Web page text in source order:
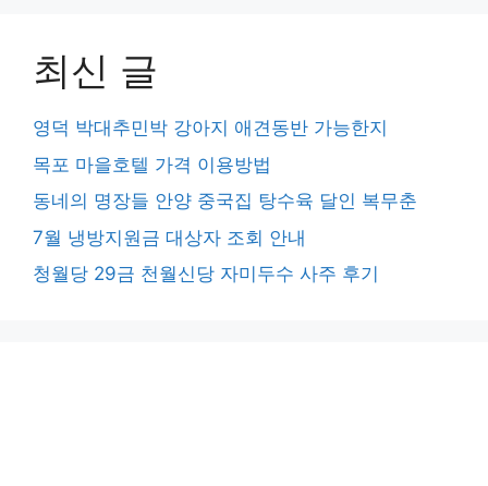
최신 글
영덕 박대추민박 강아지 애견동반 가능한지
목포 마을호텔 가격 이용방법
동네의 명장들 안양 중국집 탕수육 달인 복무춘
7월 냉방지원금 대상자 조회 안내
청월당 29금 천월신당 자미두수 사주 후기